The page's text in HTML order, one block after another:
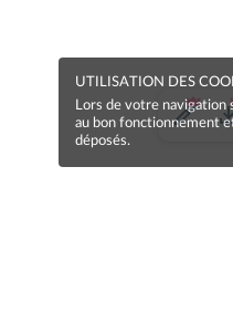
UTILISATION DES
Lors de votre navigation
au bon fonctionnement
déposés.